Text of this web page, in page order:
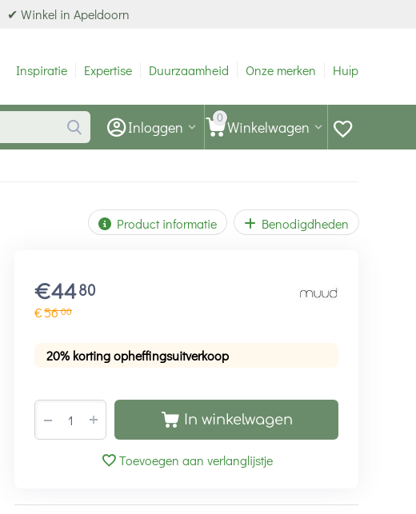
✔ Winkel in Apeldoorn
Inspiratie Expertise Duurzaamheid Onze merken Hulp
0 Winkelwagen
Inloggen
Product informatie Benodigdheden
€4480
€5600
20% korting opheffingsuitverkoop
+
− In winkelwagen
Toevoegen aan verlanglijstje